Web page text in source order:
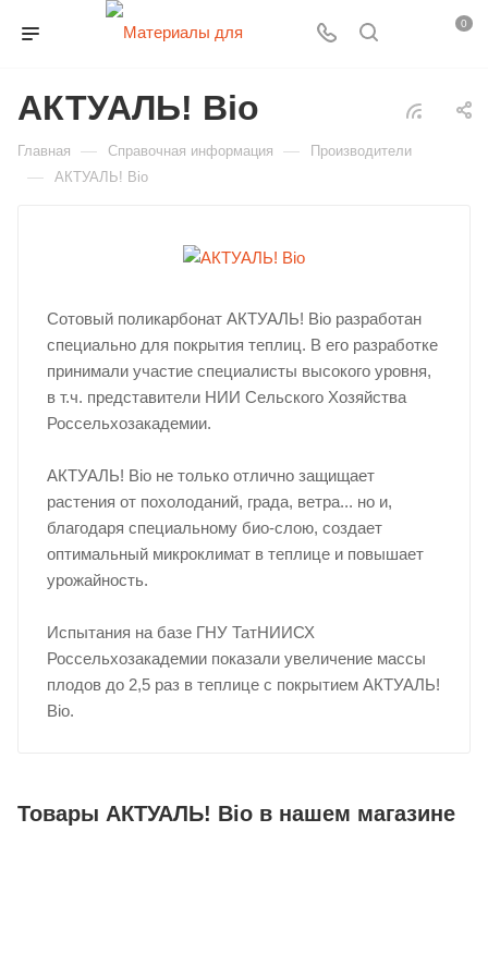
0
АКТУАЛЬ! Bio
Главная — Справочная информация — Производители
— АКТУАЛЬ! Bio
Сотовый поликарбонат АКТУАЛЬ! Bio разработан
специально для покрытия теплиц. В его разработке
принимали участие специалисты высокого уровня,
в т.ч. представители НИИ Сельского Хозяйства
Россельхозакадемии.
АКТУАЛЬ! Bio не только отлично защищает
растения от похолоданий, града, ветра... но и,
благодаря специальному био-слою, создает
оптимальный микроклимат в теплице и повышает
урожайность.
Испытания на базе ГНУ ТатНИИСХ
Россельхозакадемии показали увеличение массы
плодов до 2,5 раз в теплице с покрытием АКТУАЛЬ!
Bio.
Товары АКТУАЛЬ! Bio в нашем магазине